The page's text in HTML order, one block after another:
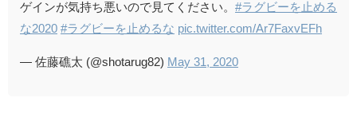
ゲインが気持ち悪いので見てください。 #ラグビーを止める
な2020 #ラグビーを止めるな pic.twitter.com/Ar7FaxvEFh
— 佐藤礁太 (@shotarug82) May 31, 2020